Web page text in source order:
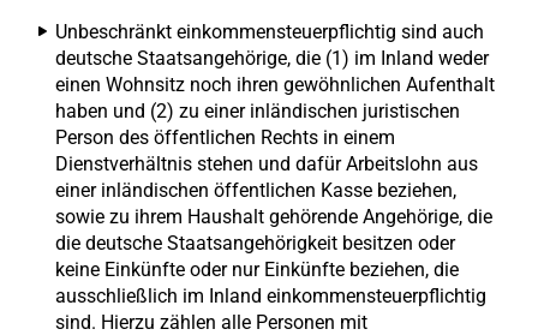
Unbeschränkt einkommensteuerpflichtig sind auch
deutsche Staatsangehörige, die (1) im Inland weder
einen Wohnsitz noch ihren gewöhnlichen Aufenthalt
haben und (2) zu einer inländischen juristischen
Person des öffentlichen Rechts in einem
Dienstverhältnis stehen und dafür Arbeitslohn aus
einer inländischen öffentlichen Kasse beziehen,
sowie zu ihrem Haushalt gehörende Angehörige, die
die deutsche Staatsangehörigkeit besitzen oder
keine Einkünfte oder nur Einkünfte beziehen, die
ausschließlich im Inland einkommensteuerpflichtig
sind. Hierzu zählen alle Personen mit